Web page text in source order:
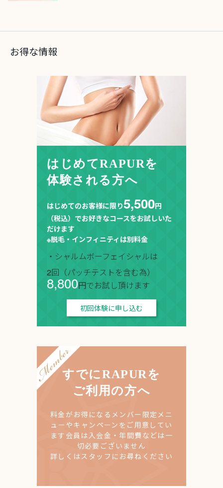
お得な情報
はじめてRAPURを
体験される方へ
はじめてのお客様に限り5,500円
（税込）でお好きなコースをお試しいた
だけます
※脱毛・インフィニティは別料金
・シャルムボーフェイシャルは
2回（パッチテストを含む為）
8,800円でお試し頂けます
初回体験に申し込む
すでにRAPURを
ご利用の方へ
料金がお得になるメンバー限定メニ
ューやキャンペーンをご用意してい
ます 会員は入会金・年間費などは一
切必要ございません
詳しくはスタッフにお尋ねください